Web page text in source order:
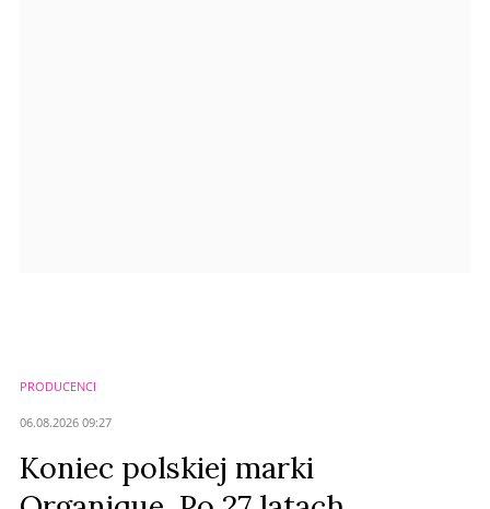
PRODUCENCI
06.08.2026 09:27
Koniec polskiej marki